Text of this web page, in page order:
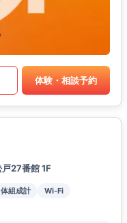
体験・相談予約
27番館 1F
体組成計
Wi-Fi